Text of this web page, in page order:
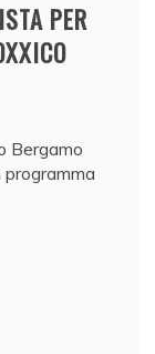
PER
Bergamo